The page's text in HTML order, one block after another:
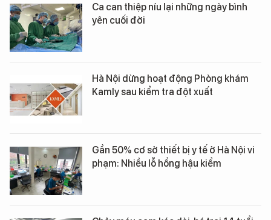
Ca can thiệp níu lại những ngày bình
yên cuối đời
Hà Nội dừng hoạt động Phòng khám
Kamly sau kiểm tra đột xuất
Gần 50% cơ sở thiết bị y tế ở Hà Nội vi
phạm: Nhiều lỗ hổng hậu kiểm